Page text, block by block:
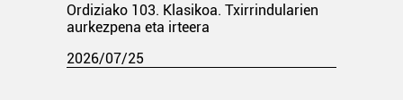
Ordiziako 103. Klasikoa. Txirrindularien
aurkezpena eta irteera
2026/07/25